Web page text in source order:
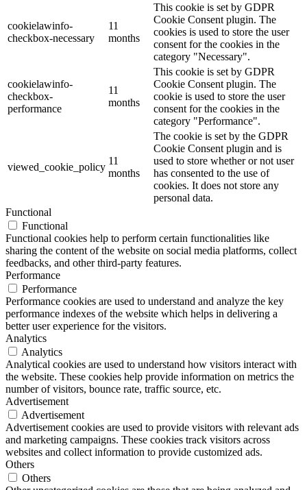
cookielawinfo-
checkbox-necessary
11
months
This cookie is set by GDPR
Cookie Consent plugin. The
cookies is used to store the user
consent for the cookies in the
category "Necessary".
cookielawinfo-
checkbox-
performance
11
months
This cookie is set by GDPR
Cookie Consent plugin. The
cookie is used to store the user
consent for the cookies in the
category "Performance".
viewed_cookie_policy
11
months
The cookie is set by the GDPR
Cookie Consent plugin and is
used to store whether or not user
has consented to the use of
cookies. It does not store any
personal data.
Functional
Functional
Functional cookies help to perform certain functionalities like
sharing the content of the website on social media platforms, collect
feedbacks, and other third-party features.
Performance
Performance
Performance cookies are used to understand and analyze the key
performance indexes of the website which helps in delivering a
better user experience for the visitors.
Analytics
Analytics
Analytical cookies are used to understand how visitors interact with
the website. These cookies help provide information on metrics the
number of visitors, bounce rate, traffic source, etc.
Advertisement
Advertisement
Advertisement cookies are used to provide visitors with relevant ads
and marketing campaigns. These cookies track visitors across
websites and collect information to provide customized ads.
Others
Others